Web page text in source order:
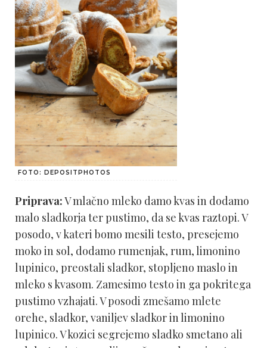
FOTO: DEPOSITPHOTOS
Priprava:V mlačno mleko damo kvas in dodamo
malo sladkorja ter pustimo, da se kvas raztopi. V
posodo, v kateri bomo mesili testo, presejemo
moko in sol, dodamo rumenjak, rum, limonino
lupinico, preostali sladkor, stopljeno maslo in
mleko s kvasom. Zamesimo testo in ga pokritega
pustimo vzhajati. V posodi zmešamo mlete
orehe, sladkor, vaniljev sladkor in limonino
lupinico. V kozici segrejemo sladko smetano ali